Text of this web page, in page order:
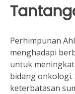
Perhimpunan
menghadapi
untuk
bidang onkologi.
keterbatasan